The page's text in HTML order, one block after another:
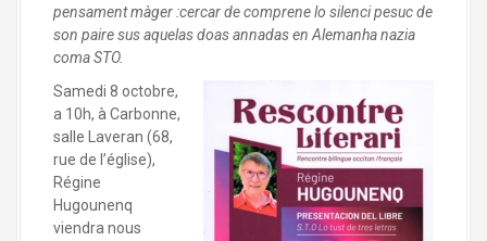
pensament màger :cercar de comprene lo silenci pesuc de
son paire sus aquelas doas annadas en Alemanhanazia
coma STO.
Samedi 8 octobre,
a 10h, à Carbonne,
salle Laveran (68,
rue de l’église),
Régine
Hugounenq
viendra nous